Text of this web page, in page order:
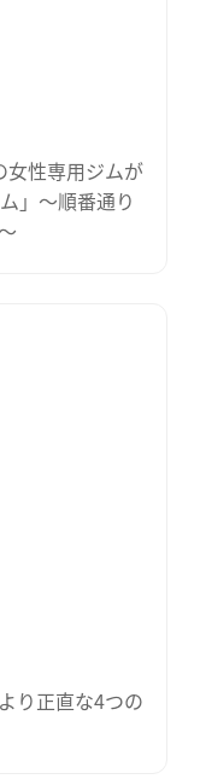
女性専用ジムが
」〜順番通り
り正直な4つの